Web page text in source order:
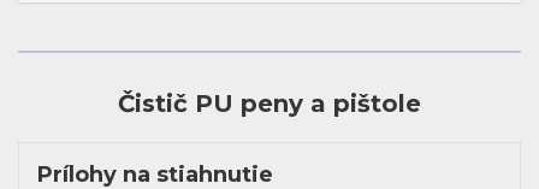
Čistič PU peny a pištole
Prílohy na stiahnutie